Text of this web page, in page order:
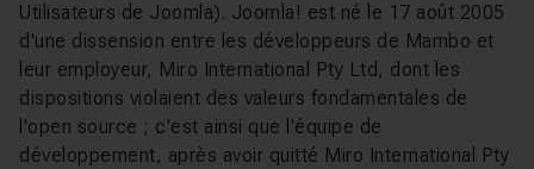
Utilisateurs de Joomla). Joomla! est né le 17 août 2005
d'une dissension entre les développeurs de Mambo et
leur employeur, Miro International Pty Ltd, dont les
dispositions violaient des valeurs fondamentales de
l'open source ; c'est ainsi que l'équipe de
développement, après avoir quitté Miro International Pty